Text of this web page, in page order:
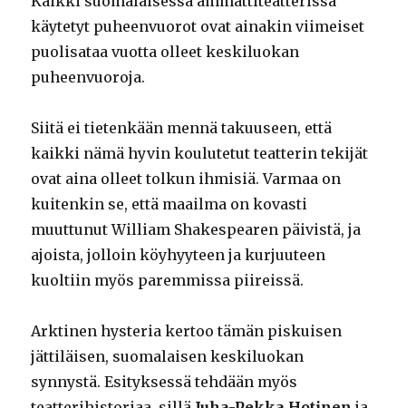
käytetyt puheenvuorot ovat ainakin viimeiset
puolisataa vuotta olleet keskiluokan
puheenvuoroja.
Siitä ei tietenkään mennä takuuseen, että
kaikki nämä hyvin koulutetut teatterin tekijät
ovat aina olleet tolkun ihmisiä. Varmaa on
kuitenkin se, että maailma on kovasti
muuttunut William Shakespearen päivistä, ja
ajoista, jolloin köyhyyteen ja kurjuuteen
kuoltiin myös paremmissa piireissä.
Arktinen hysteria kertoo tämän piskuisen
jättiläisen, suomalaisen keskiluokan
synnystä. Esityksessä tehdään myös